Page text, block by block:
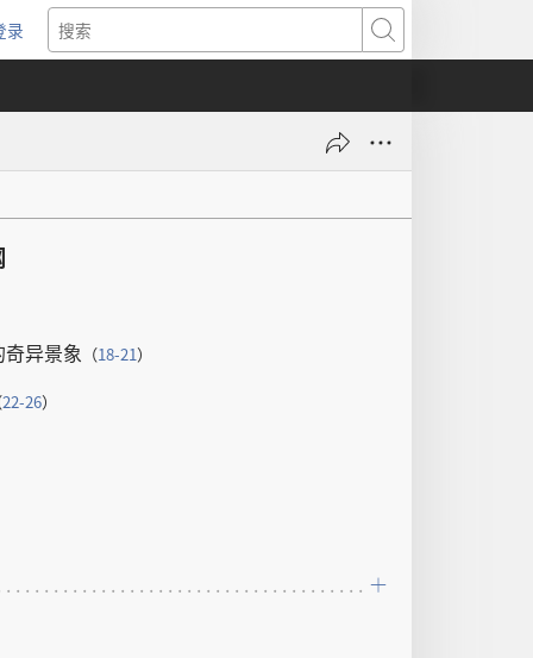
录
打
搜
索
奇异景象 （18-21）
22-26）